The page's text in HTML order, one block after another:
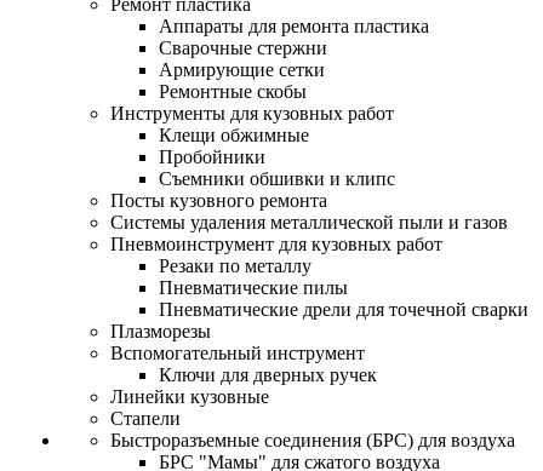
Ремонт пластика
Аппараты для ремонта пластика
Сварочные стержни
Армирующие сетки
Ремонтные скобы
Инструменты для кузовных работ
Клещи обжимные
Пробойники
Съемники обшивки и клипс
Посты кузовного ремонта
Системы удаления металлической пыли и газов
Пневмоинструмент для кузовных работ
Резаки по металлу
Пневматические пилы
Пневматические дрели для точечной сварки
Плазморезы
Вспомогательный инструмент
Ключи для дверных ручек
Линейки кузовные
Стапели
Быстроразъемные соединения (БРС) для воздуха
БРС "Мамы" для сжатого воздуха